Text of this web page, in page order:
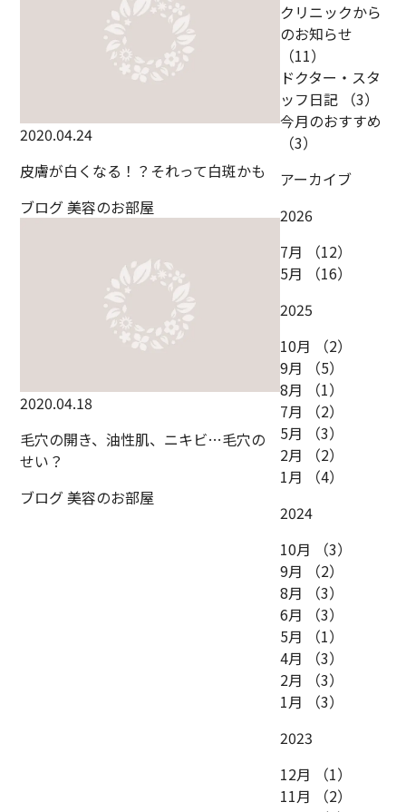
2020.04.24
皮膚が白くなる！？それって白斑かも
ブログ美容のお部屋
2020.04.18
毛穴の開き、油性肌、ニキビ…毛穴の
せい？
ブログ美容のお部屋
クリニックから
のお知らせ
（11）
ドクター・スタ
ッフ日記
（3）
今月のおすすめ
（3）
アーカイブ
2026
7月
（12）
5月
（16）
2025
10月
（2）
9月
（5）
8月
（1）
7月
（2）
5月
（3）
2月
（2）
1月
（4）
2024
10月
（3）
9月
（2）
8月
（3）
6月
（3）
5月
（1）
4月
（3）
2月
（3）
1月
（3）
2023
12月
（1）
11月
（2）